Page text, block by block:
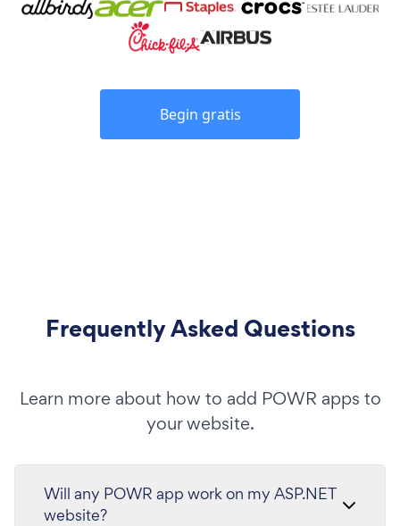
Begin gratis
Frequently Asked Questions
Learn more about how to add POWR apps to
your website.
Will any POWR app work on my ASP.NET
website?